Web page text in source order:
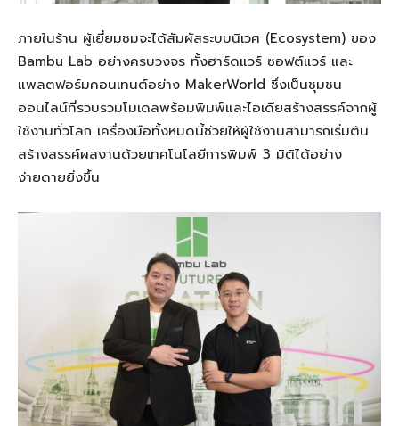
ภายในร้าน ผู้เยี่ยมชมจะได้สัมผัสระบบนิเวศ (Ecosystem) ของ
Bambu Lab อย่างครบวงจร ทั้งฮาร์ดแวร์ ซอฟต์แวร์ และ
แพลตฟอร์มคอนเทนต์อย่าง MakerWorld ซึ่งเป็นชุมชน
ออนไลน์ที่รวบรวมโมเดลพร้อมพิมพ์และไอเดียสร้างสรรค์จากผู้
ใช้งานทั่วโลก เครื่องมือทั้งหมดนี้ช่วยให้ผู้ใช้งานสามารถเริ่มต้น
สร้างสรรค์ผลงานด้วยเทคโนโลยีการพิมพ์ 3 มิติได้อย่าง
ง่ายดายยิ่งขึ้น